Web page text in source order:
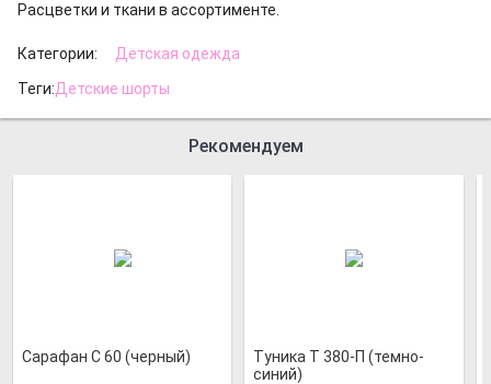
Расцветки и ткани в ассортименте.
Категории:
Детская одежда
Теги:Детские шорты
Рекомендуем
Сарафан С 60 (черный)
Туника Т 380-П (темно-
синий)